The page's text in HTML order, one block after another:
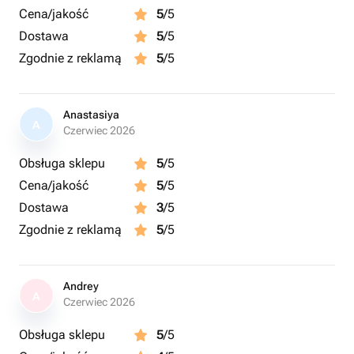
Cena/jakość
5/5
Dostawa
5/5
Zgodnie z reklamą
5/5
A
Anastasiya
Czerwiec 2026
Obsługa sklepu 5/5
Cena/jakość
5/5
Dostawa
3/5
Zgodnie z reklamą
5/5
Andrey
Czerwiec 2026
Obsługa sklepu 5/5